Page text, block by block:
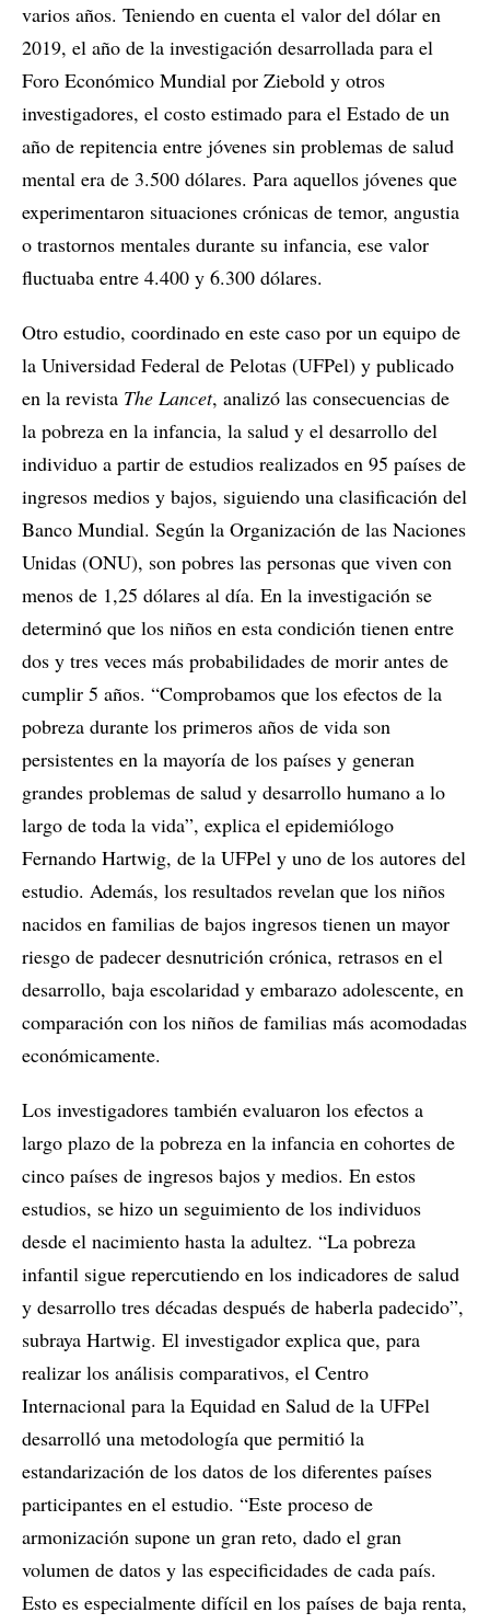
varios años. Teniendo en cuenta el valor del dólar en
2019, el año de la investigación desarrollada para el
Foro Económico Mundial por Ziebold y otros
investigadores, el costo estimado para el Estado de un
año de repitencia entre jóvenes sin problemas de salud
mental era de 3.500 dólares. Para aquellos jóvenes que
experimentaron situaciones crónicas de temor, angustia
o trastornos mentales durante su infancia, ese valor
fluctuaba entre 4.400 y 6.300 dólares.
Otro estudio, coordinado en este caso por un equipo de
la Universidad Federal de Pelotas (UFPel) y publicado
en la revista The Lancet, analizó las consecuencias de
la pobreza en la infancia, la salud y el desarrollo del
individuo a partir de estudios realizados en 95 países de
ingresos medios y bajos, siguiendo una clasificación del
Banco Mundial. Según la Organización de las Naciones
Unidas (ONU), son pobres las personas que viven con
menos de 1,25 dólares al día. En la investigación se
determinó que los niños en esta condición tienen entre
dos y tres veces más probabilidades de morir antes de
cumplir 5 años. “Comprobamos que los efectos de la
pobreza durante los primeros años de vida son
persistentes en la mayoría de los países y generan
grandes problemas de salud y desarrollo humano a lo
largo de toda la vida”, explica el epidemiólogo
Fernando Hartwig, de la UFPel y uno de los autores del
estudio. Además, los resultados revelan que los niños
nacidos en familias de bajos ingresos tienen un mayor
riesgo de padecer desnutrición crónica, retrasos en el
desarrollo, baja escolaridad y embarazo adolescente, en
comparación con los niños de familias más acomodadas
económicamente.
Los investigadores también evaluaron los efectos a
largo plazo de la pobreza en la infancia en cohortes de
cinco países de ingresos bajos y medios. En estos
estudios, se hizo un seguimiento de los individuos
desde el nacimiento hasta la adultez. “La pobreza
infantil sigue repercutiendo en los indicadores de salud
y desarrollo tres décadas después de haberla padecido”,
subraya Hartwig. El investigador explica que, para
realizar los análisis comparativos, el Centro
Internacional para la Equidad en Salud de la UFPel
desarrolló una metodología que permitió la
estandarización de los datos de los diferentes países
participantes en el estudio. “Este proceso de
armonización supone un gran reto, dado el gran
volumen de datos y las especificidades de cada país.
Esto es especialmente difícil en los países de baja renta,